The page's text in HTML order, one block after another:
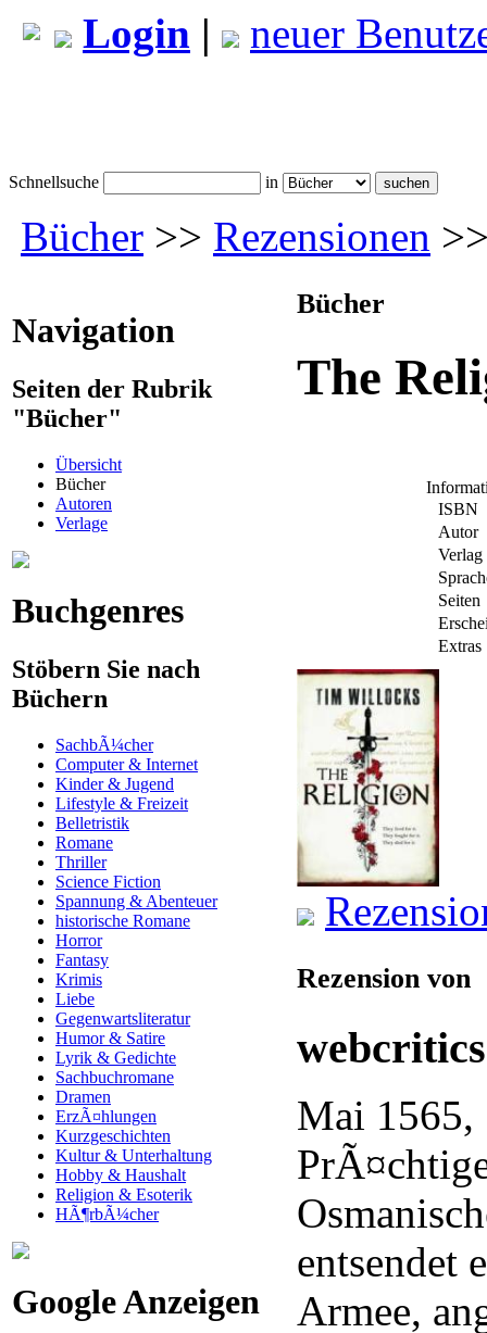
Login | neuer
Schnellsuche in
Bücher >> Rezensionen
Navigation
Seiten der Rubrik
"Bücher"
Übersicht
Bücher
Autoren
Verlage
Buchgenres
Stöbern Sie nach
Büchern
SachbÃ¼cher
Computer & Internet
Kinder & Jugend
Lifestyle & Freizeit
Belletristik
Romane
Thriller
Science Fiction
Spannung & Abenteuer
historische Romane
Horror
Fantasy
Krimis
Liebe
Gegenwartsliteratur
Humor & Satire
Lyrik & Gedichte
Sachbuchromane
Dramen
ErzÃ¤hlungen
Kurzgeschichten
Kultur & Unterhaltung
Hobby & Haushalt
Religion & Esoterik
HÃ¶rbÃ¼cher
Google Anzeigen
Bücher
The
ISBN
Autor
Verlag
Seiten
Extras
Rezension von
Mai
entsendet
Armee,